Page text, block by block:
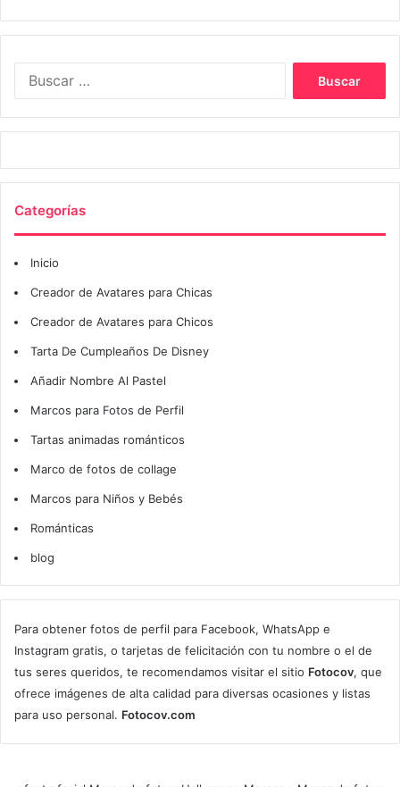
Categorías
Inicio
Creador de Avatares para Chicas
Creador de Avatares para Chicos
Tarta De Cumpleaños De Disney
Añadir Nombre Al Pastel
Marcos para Fotos de Perfil
Tartas animadas románticos
Marco de fotos de collage
Marcos para Niños y Bebés
Románticas
blog
Para obtener fotos de perfil para Facebook, WhatsApp e
Instagram gratis, o tarjetas de felicitación con tu nombre o el de
tus seres queridos, te recomendamos visitar el sitio Fotocov, que
ofrece imágenes de alta calidad para diversas ocasiones y listas
para uso personal. Fotocov.com